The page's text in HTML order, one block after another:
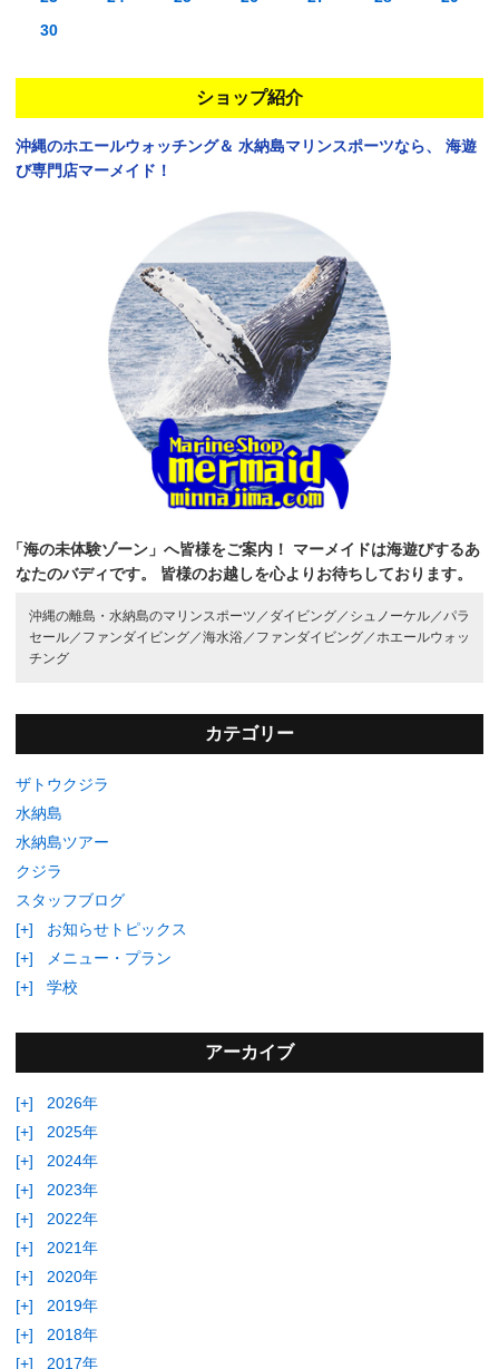
30
ショップ紹介
沖縄のホエールウォッチング＆ 水納島マリンスポーツなら、
海遊
び専門店マーメイド！
「海の未体験ゾーン」へ皆様をご案内！
マーメイドは海遊びするあ
なたのバディです。
皆様のお越しを心よりお待ちしております。
沖縄の離島・水納島のマリンスポーツ／ ダイビング／ シュノーケル／ パラ
セール／ ファンダイビング／海水浴／ ファンダイビング／ ホエールウォッ
チング
カテゴリー
ザトウクジラ
水納島
水納島ツアー
クジラ
スタッフブログ
[+]
お知らせトピックス
[+]
メニュー・プラン
[+]
学校
アーカイブ
[+]
2026年
[+]
2025年
[+]
2024年
[+]
2023年
[+]
2022年
[+]
2021年
[+]
2020年
[+]
2019年
[+]
2018年
[+]
2017年